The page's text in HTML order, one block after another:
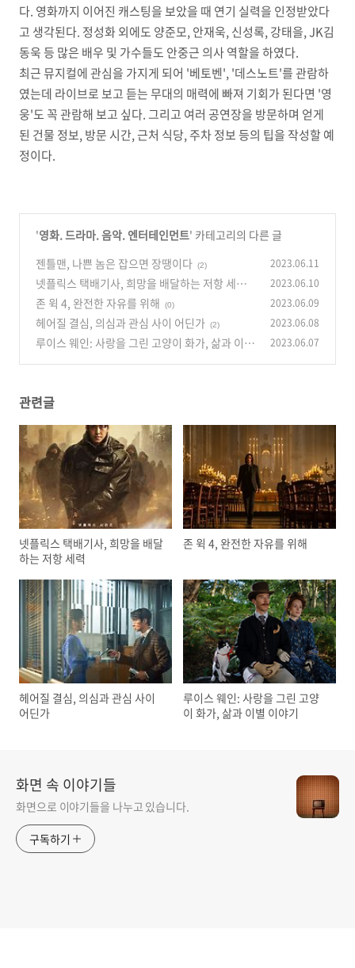
다. 영화까지 이어진 캐스팅을 보았을 때 연기 실력을 인정받았다
고 생각된다. 정성화 외에도 양준모, 안재욱, 신성록, 강태을, JK김
동욱 등 많은 배우 및 가수들도 안중근 의사 역할을 하였다.
최근 뮤지컬에 관심을 가지게 되어 '베토벤', '데스노트'를 관람하
였는데 라이브로 보고 듣는 무대의 매력에 빠져 기회가 된다면 '영
웅'도 꼭 관람해 보고 싶다. 그리고 여러 공연장을 방문하며 얻게
된 건물 정보, 방문 시간, 근처 식당, 주차 정보 등의 팁을 작성할 예
정이다.
'영화. 드라마. 음악. 엔터테인먼트' 카테고리의 다른 글
젠틀맨, 나쁜 놈은 잡으면 장땡이다 (2) 2023.06.11
넷플릭스 택배기사, 희망을 배달하는 저항 세력
(0)
2023.06.10
존 윅 4, 완전한 자유를 위해 (0) 2023.06.09
헤어질 결심, 의심과 관심 사이 어딘가 (2) 2023.06.08
루이스 웨인: 사랑을 그린 고양이 화가, 삶과 이별
2023.06.07
관련글
넷플릭스 택배기사, 희망을 배달
하는 저항 세력
존 윅 4, 완전한 자유를 위해
헤어질 결심, 의심과 관심 사이
어딘가
루이스 웨인: 사랑을 그린 고양
이 화가, 삶과 이별 이야기
화면 속 이야기들
화면으로 이야기들을 나누고 있습니다.
구독하기